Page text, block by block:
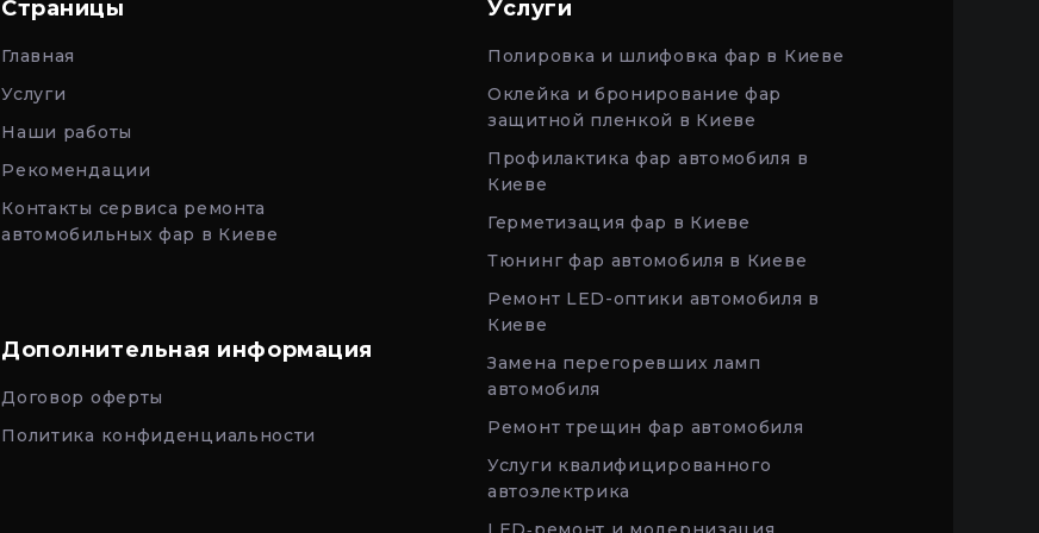
Страницы
Главная
Услуги
Наши работы
Рекомендации
Контакты сервиса ремонта
автомобильных фар в Киеве
Дополнительная информация
Договор оферты
Политика конфиденциальности
Услуги
Полировка и шлифовка фар в Киеве
Оклейка и бронирование фар
защитной пленкой в Киеве
Профилактика фар автомобиля в
Киеве
Герметизация фар в Киеве
Тюнинг фар автомобиля в Киеве
Ремонт LED-оптики автомобиля в
Киеве
Замена перегоревших ламп
автомобиля
Ремонт трещин фар автомобиля
Услуги квалифицированного
автоэлектрика